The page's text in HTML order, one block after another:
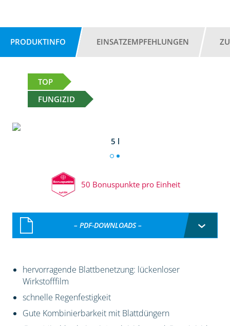
PRODUKTINFO EINSATZEMPFEHLUNGEN
TOP
FUNGIZID
5 l
50 Bonuspunkte pro Einheit
– PDF-DOWNLOADS –
hervorragende Blattbenetzung: lückenloser
Wirkstofffilm
schnelle Regenfestigkeit
Gute Kombinierbarkeit mit Blattdüngern